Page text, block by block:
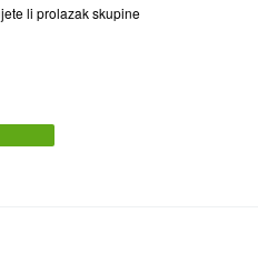
li prolazak skupine